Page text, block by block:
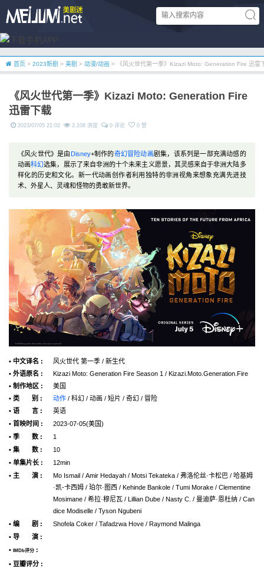
首页 > 2023新剧 > 美剧 > 动漫/动画 > 《风火世代第一季》Kizazi Moto: Generation Fire 迅雷
《风火世代第一季》Kizazi Moto: Generation Fire
迅雷下载
2023/07/05 21:02 2,108 浏览 0 评论 0 赞
《风火世代》是由 Disney+制作的奇幻冒险动画剧集，该系列是一部充满动感的
动画科幻选集，展示了来自非洲的十个未来主义愿景，其灵感来自于非洲大陆多
样化的历史和文化。新一代动画创作者利用独特的非洲视角来想象充满先进技
术、外星人、灵魂和怪物的勇敢新世界。
• 中文译名 :
风火世代 第一季 / 新生代
• 外语原名 :
Kizazi Moto: Generation Fire Season 1 / Kizazi.Moto.Generation.Fire
• 制作地区 :
美国
• 类 别 :
动作 / 科幻 / 动画 / 短片 / 奇幻 / 冒险
• 语 言 :
英语
• 首映时间 :
2023-07-05(美国)
• 季 数 :
1
• 集 数 :
10
• 单集片长 :
12min
• 主 演 :
Mo Ismail / Amir Hedayah / Motsi Tekateka / 弗洛伦丝·卡松巴 / 哈基姆
·凯-卡西姆 / 珀尔·图西 / Kehinde Bankole / Tumi Morake / Clementine
Mosimane / 希拉·穆尼瓦 / Lillian Dube / Nasty C. / 曼迪萨·恩杜纳 / Can
dice Modiselle / Tyson Ngubeni
• 编 剧 :
Shofela Coker / Tafadzwa Hove / Raymond Malinga
• 导 演 :
•
IMDb评分 :
• 豆瓣评分 :